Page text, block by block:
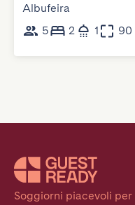
Albufeira
5
2 1 90
Soggiorni piacevoli